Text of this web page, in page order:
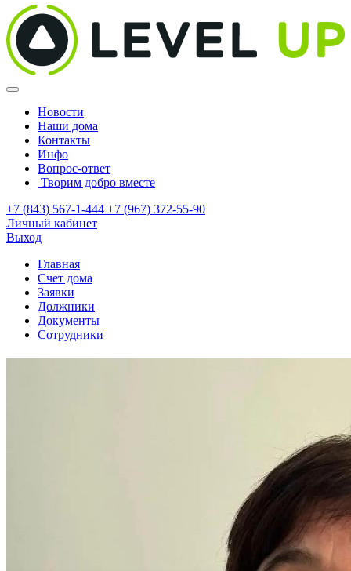
Новости
Наши дома
Контакты
Инфо
Вопрос-ответ
Творим добро вместе
+7 (843) 567-1-444 +7 (967) 372-55-90
Личный кабинет
Выход
Главная
Счет дома
Заявки
Должники
Документы
Сотрудники